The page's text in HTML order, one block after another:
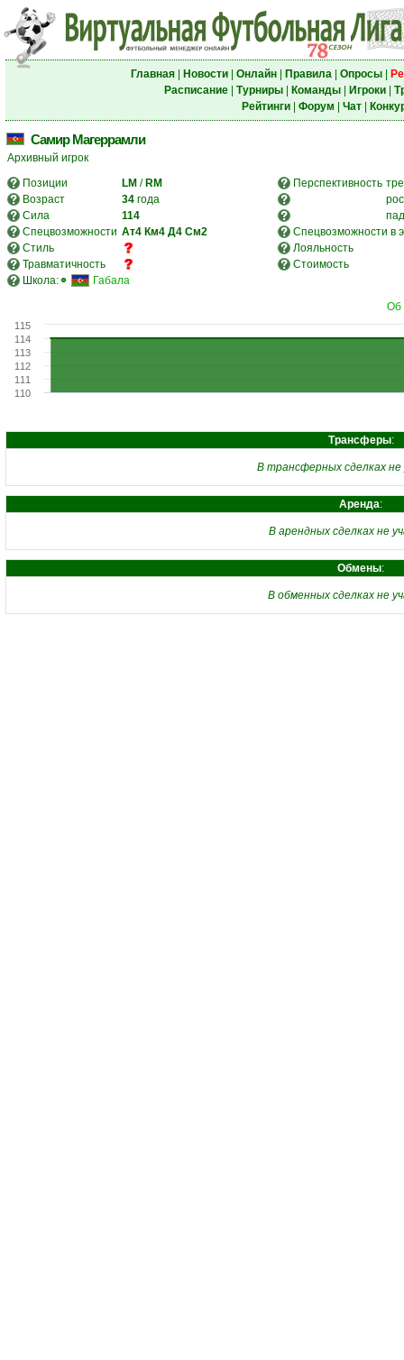
Главная| Новости| Онлайн| Правила| Опросы|
Расписание| Турниры| Команды| Игроки|
Рейтинги| Форум Чат|
Самир Магеррамли
Архивный игрок
Позиции
LM / RM Перспективность
Возраст
34 года
Сила
114
Спецвозможности Ат4 Км4 Д4 См2
Спецвозможности в
Стиль
Лояльность
Травматичность
Стоимость
Школа:
Габала
Об
110
111
112
113
114
115
Трансферы:
В трансферных сделках не
Аренда:
В арендных сделках не
Обмены:
В обменных сделках не